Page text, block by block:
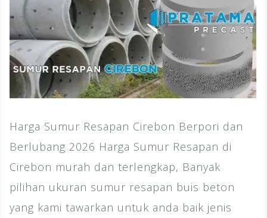
Harga Sumur Resapan Cirebon Berpori dan
Berlubang 2026 Harga Sumur Resapan di
Cirebon murah dan terlengkap, Banyak
pilihan ukuran sumur resapan buis beton
yang kami tawarkan untuk anda baik jenis